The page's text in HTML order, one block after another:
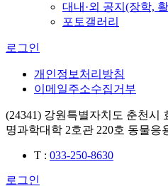
대내·외 공지(장학,
포토갤러리
로그인
개인정보처리방침
이메일주소수집거부
(24341) 강원특별자치도 춘천시
명과학대학 2호관 220호 동물응
T : 033-250-8630
로그인